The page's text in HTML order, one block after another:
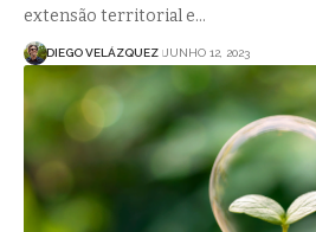
extensão territorial e…
DIEGO VELÁZQUEZ JUNHO 12, 2023